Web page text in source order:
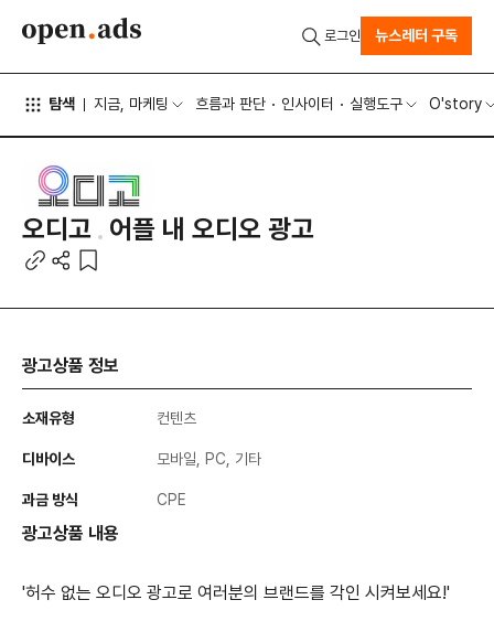
탐색 지금, 마케팅 흐름과 판단 인사이터 실행도구 O'story
로그인 뉴스레터 구독
오디고 어플 내 오디오 광고
광고상품 정보
소재유형 컨텐츠
디바이스 모바일, PC, 기타
과금 방식 CPE
광고상품 내용
'허수 없는 오디오 광고로 여러분의 브랜드를 각인 시켜보세요!'